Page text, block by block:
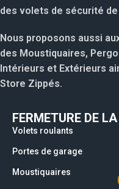
des volets de sécurité
Nous proposons aussi
des Moustiquaires,
Intérieurs et Extérieurs
Store Zippés.
FERMETURE DE
Volets roulants
Portes de garage
Moustiquaires